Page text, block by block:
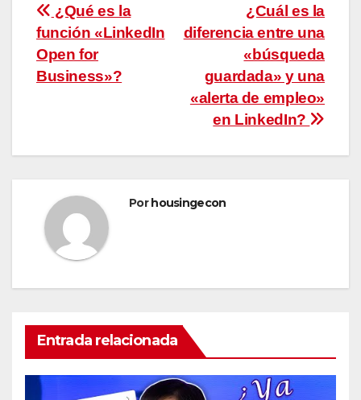
Navegación
de
entradas
¿Cuál es la
diferencia entre una
«búsqueda
guardada» y una
«alerta de empleo»
en LinkedIn?
¿Qué es la
función «LinkedIn
Open for
Business»?
Porhousingecon
Entrada relacionada